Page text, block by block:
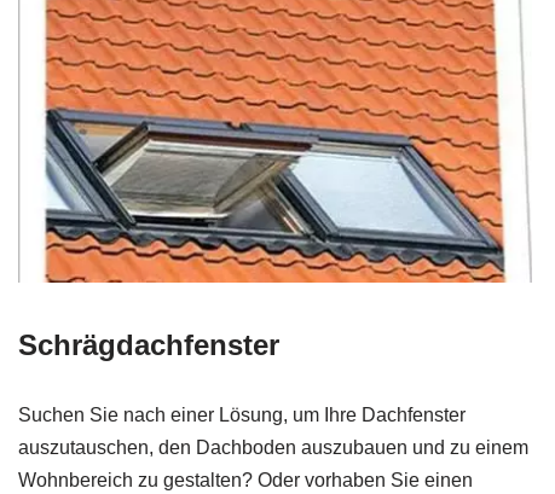
Schrägdachfenster
Suchen Sie nach einer Lösung, um Ihre Dachfenster
auszutauschen, den Dachboden auszubauen und zu einem
Wohnbereich zu gestalten? Oder vorhaben Sie einen